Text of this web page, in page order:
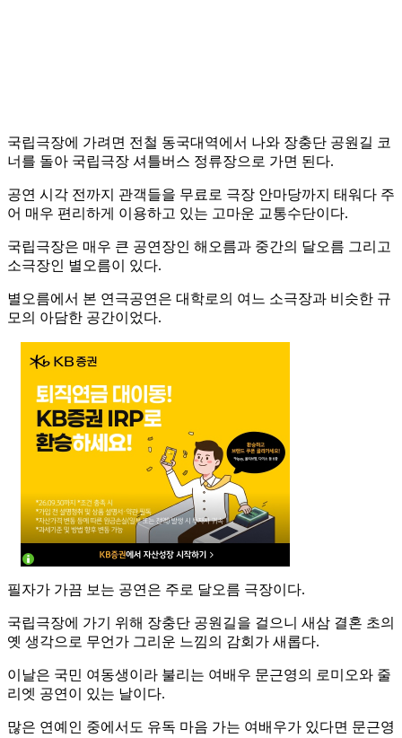
국립극장에 가려면 전철 동국대역에서 나와 장충단 공원길 코
너를 돌아 국립극장 셔틀버스 정류장으로 가면 된다.
공연 시각 전까지 관객들을 무료로 극장 안마당까지 태워다 주
어 매우 편리하게 이용하고 있는 고마운 교통수단이다.
국립극장은 매우 큰 공연장인 해오름과 중간의 달오름 그리고
소극장인 별오름이 있다.
별오름에서 본 연극공연은 대학로의 여느 소극장과 비슷한 규
모의 아담한 공간이었다.
필자가 가끔 보는 공연은 주로 달오름 극장이다.
국립극장에 가기 위해 장충단 공원길을 걸으니 새삼 결혼 초의
옛 생각으로 무언가 그리운 느낌의 감회가 새롭다.
이날은 국민 여동생이라 불리는 여배우 문근영의 로미오와 줄
리엣 공연이 있는 날이다.
많은 연예인 중에서도 유독 마음 가는 여배우가 있다면 문근영